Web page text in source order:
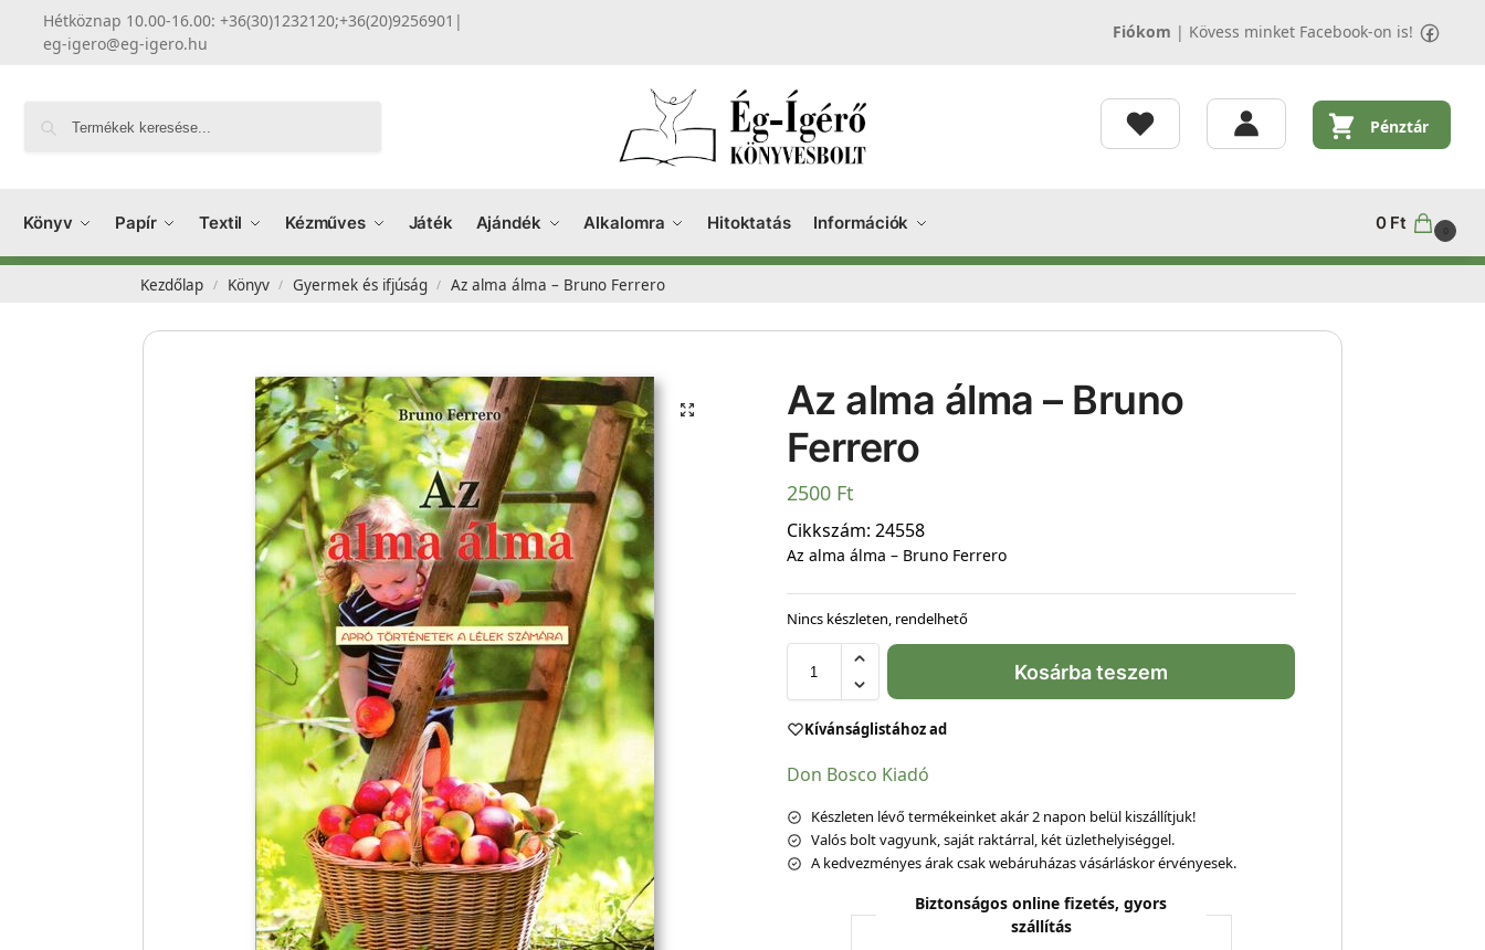
Hétköznap 10.00-16.00: +36(30)1232120;+36(20)9256901 |
eg-igero@eg-igero.hu
Fiókom | Kövess minket Facebook-on is!
Pénztár
Könyv Papír Textil Kézműves Játék Ajándék Alkalomra Hitoktatás Információk 0 Ft 0
Kezdőlap / Könyv / Gyermek és ifjúság / Az alma álma – Bruno Ferrero
Az alma álma – Bruno
Ferrero
2500 Ft
Cikkszám: 24558
Az alma álma – Bruno Ferrero
Nincs készleten, rendelhető
Kosárba teszem
Kívánságlistához ad
Don Bosco Kiadó
Készleten lévő termékeinket akár 2 napon belül kiszállítjuk!
Valós bolt vagyunk, saját raktárral, két üzlethelyiséggel.
A kedvezményes árak csak webáruházas vásárláskor érvényesek.
Biztonságos online fizetés, gyors
szállítás